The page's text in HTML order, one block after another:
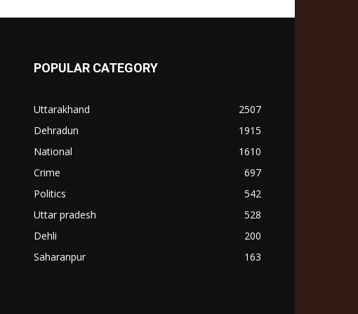
POPULAR CATEGORY
Uttarakhand
2507
Dehradun
1915
National
1610
Crime
697
Politics
542
Uttar pradesh
528
Dehli
200
Saharanpur
163